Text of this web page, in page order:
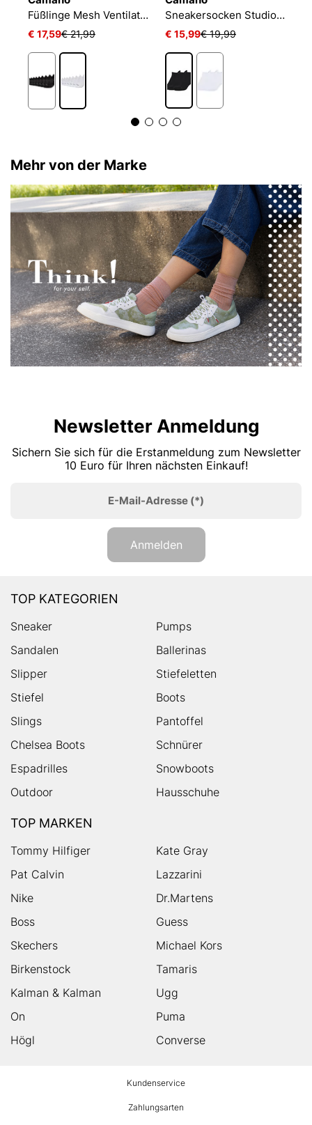
Füßlinge Mesh Ventilation
€ 17,59€ 21,99
Sneakersocken Studio-Line Pilates und Yoga
€ 15,99€ 19,99
Mehr von der Marke
Newsletter Anmeldung
Sichern Sie sich für die Erstanmeldung zum Newsletter
10 Euro für Ihren nächsten Einkauf!
E-Mail-Adresse (*)
Anmelden
TOP KATEGORIEN
Sneaker
Pumps
Sandalen
Ballerinas
Slipper
Stiefeletten
Stiefel
Boots
Slings
Pantoffel
Chelsea Boots
Schnürer
Espadrilles
Snowboots
Outdoor
Hausschuhe
TOP MARKEN
Tommy Hilfiger
Kate Gray
Pat Calvin
Lazzarini
Nike
Dr.Martens
Boss
Guess
Skechers
Michael Kors
Birkenstock
Tamaris
Kalman & Kalman
Ugg
On
Puma
Högl
Converse
Kundenservice
Zahlungsarten